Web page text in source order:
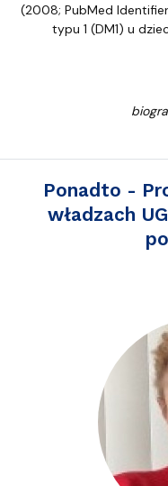
(2008; PubMed
typu 1 (DM1) u
Ponadto -
władzach